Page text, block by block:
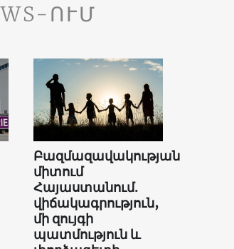
ՈՒՄ
Բազմազավակության
միտում
Հայաստանում.
վիճակագրություն,
մի զույգի
պատմություն և